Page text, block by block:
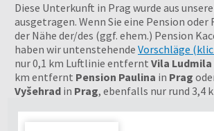
Diese Unterkunft in Prag wurde aus
ausgetragen. Wenn Sie eine Pension oder
der Nähe der/des (ggf. ehem.) Pension
haben wir untenstehende Vorschläge
nur 0,1 km Luftlinie entfernt Vila Ludmila
km entfernt Pension Paulina in Prag
Vyšehrad in Prag, ebenfalls nur rund 3,4